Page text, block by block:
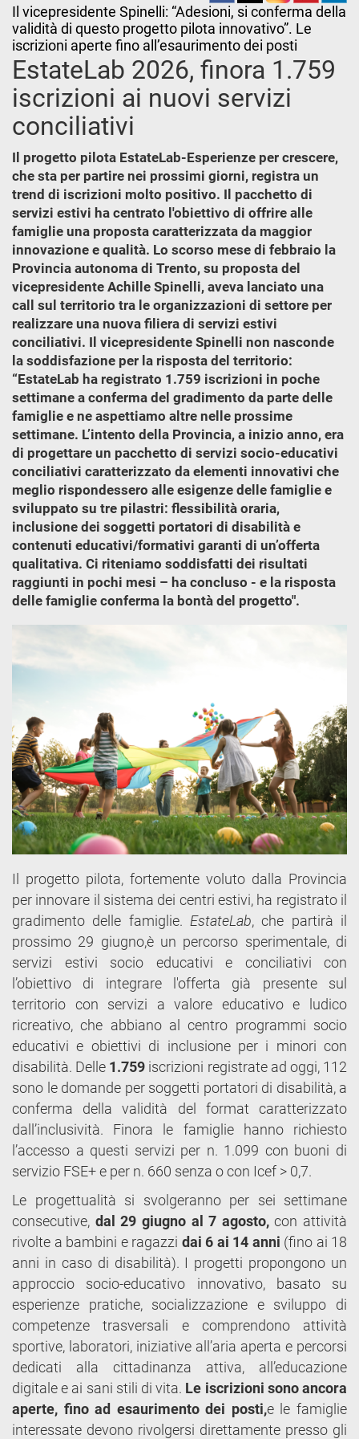
Il vicepresidente Spinelli: “Adesioni, si conferma della
validità di questo progetto pilota innovativo”. Le
iscrizioni aperte fino all’esaurimento dei posti
EstateLab 2026, finora 1.759
iscrizioni ai nuovi servizi
conciliativi
Il progetto pilota EstateLab-Esperienze per crescere,
che sta per partire nei prossimi giorni, registra un
trend di iscrizioni molto positivo. Il pacchetto di
servizi estivi ha centrato l'obiettivo di offrire alle
famiglie una proposta caratterizzata da maggior
innovazione e qualità. Lo scorso mese di febbraio la
Provincia autonoma di Trento, su proposta del
vicepresidente Achille Spinelli, aveva lanciato una
call sul territorio tra le organizzazioni di settore per
realizzare una nuova filiera di servizi estivi
conciliativi. Il vicepresidente Spinelli non nasconde
la soddisfazione per la risposta del territorio:
“EstateLab ha registrato 1.759 iscrizioni in poche
settimane a conferma del gradimento da parte delle
famiglie e ne aspettiamo altre nelle prossime
settimane. L’intento della Provincia, a inizio anno, era
di progettare un pacchetto di servizi socio-educativi
conciliativi caratterizzato da elementi innovativi che
meglio rispondessero alle esigenze delle famiglie e
sviluppato su tre pilastri: flessibilità oraria,
inclusione dei soggetti portatori di disabilità e
contenuti educativi/formativi garanti di un’offerta
qualitativa. Ci riteniamo soddisfatti dei risultati
raggiunti in pochi mesi – ha concluso - e la risposta
delle famiglie conferma la bontà del progetto".
Il progetto pilota, fortemente voluto dalla Provincia
per innovare il sistema dei centri estivi, ha registrato il
gradimento delle famiglie. EstateLab, che partirà il
prossimo 29 giugno,è un percorso sperimentale, di
servizi estivi socio educativi e conciliativi con
l’obiettivo di integrare l'offerta già presente sul
territorio con servizi a valore educativo e ludico
ricreativo, che abbiano al centro programmi socio
educativi e obiettivi di inclusione per i minori con
disabilità. Delle 1.759 iscrizioni registrate ad oggi, 112
sono le domande per soggetti portatori di disabilità, a
conferma della validità del format caratterizzato
dall’inclusività. Finora le famiglie hanno richiesto
l’accesso a questi servizi per n. 1.099 con buoni di
servizio FSE+ e per n. 660 senza o con Icef > 0,7.
Le progettualità si svolgeranno per sei settimane
consecutive, dal 29 giugno al 7 agosto,con attività
rivolte a bambini e ragazzi dai 6 ai 14 anni (fino ai 18
anni in caso di disabilità). I progetti propongono un
approccio socio-educativo innovativo, basato su
esperienze pratiche, socializzazione e sviluppo di
competenze trasversali e comprendono attività
sportive, laboratori, iniziative all’aria aperta e percorsi
dedicati alla cittadinanza attiva, all’educazione
digitale e ai sani stili di vita. Le iscrizioni sono ancora
aperte, fino ad esaurimento dei posti,e le famiglie
interessate devono rivolgersi direttamente presso gli